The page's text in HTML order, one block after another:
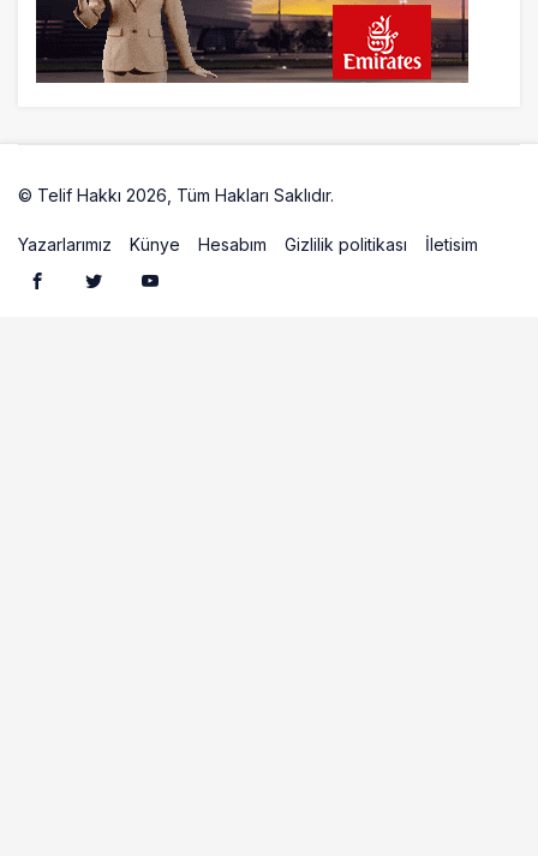
Yer Hizmeti Çalışanları Gazeteci Olmaya
Çalışıyor!
23 saat önce
© Telif Hakkı 2026, Tüm Hakları Saklıdır.
Yazarlarımız Künye Hesabım Gizlilik politikası İletisim